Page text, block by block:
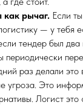
как рычаг. Если
— у тебя
тендер был два
раз делали это
угроза. Это
Логист это